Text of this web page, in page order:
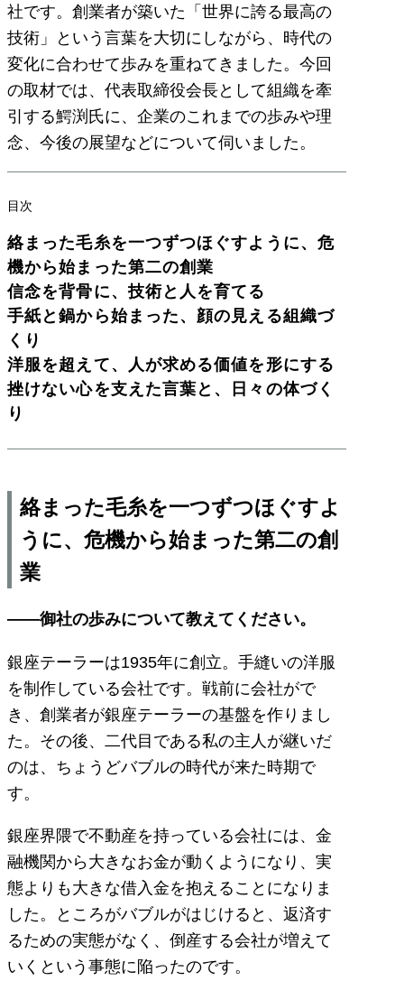
社です。創業者が築いた「世界に誇る最高の
技術」という言葉を大切にしながら、時代の
変化に合わせて歩みを重ねてきました。今回
の取材では、代表取締役会長として組織を牽
引する鰐渕氏に、企業のこれまでの歩みや理
念、今後の展望などについて伺いました。
目次
絡まった毛糸を一つずつほぐすように、危
機から始まった第二の創業
信念を背骨に、技術と人を育てる
手紙と鍋から始まった、顔の見える組織づ
くり
洋服を超えて、人が求める価値を形にする
挫けない心を支えた言葉と、日々の体づく
り
絡まった毛糸を一つずつほぐすよ
うに、危機から始まった第二の創
業
——御社の歩みについて教えてください。
銀座テーラーは1935年に創立。手縫いの洋服
を制作している会社です。戦前に会社がで
き、創業者が銀座テーラーの基盤を作りまし
た。その後、二代目である私の主人が継いだ
のは、ちょうどバブルの時代が来た時期で
す。
銀座界隈で不動産を持っている会社には、金
融機関から大きなお金が動くようになり、実
態よりも大きな借入金を抱えることになりま
した。ところがバブルがはじけると、返済す
るための実態がなく、倒産する会社が増えて
いくという事態に陥ったのです。